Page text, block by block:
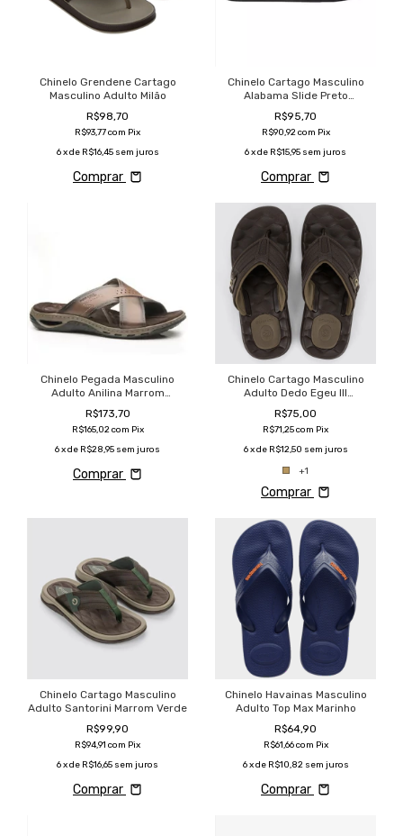
Chinelo Grendene Cartago
Masculino Adulto Milão
R$98,70
R$93,77com Pix
6 x de R$16,45 sem juros
Comprar
Chinelo Cartago Masculino
Alabama Slide Preto
Confortável
R$95,70
R$90,92com Pix
6x de R$15,95 sem juros
Comprar
Chinelo Pegada Masculino
Adulto Anilina Marrom
Confortável
R$173,70
R$165,02com Pix
6x de R$28,95 sem juros
Comprar
Chinelo Cartago Masculino
Adulto Dedo Egeu III
Confortável
R$75,00
R$71,25com Pix
6 x de R$12,50 sem juros
+1
Comprar
Chinelo Cartago Masculino
Adulto Santorini Marrom Verde
R$99,90
R$94,91 com Pix
6x de R$16,65 sem juros
Comprar
Chinelo Havainas Masculino
Adulto Top Max Marinho
R$64,90
R$61,66com Pix
6 x de R$10,82 sem juros
Comprar